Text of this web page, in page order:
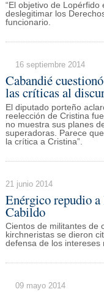
“El objetivo de
deslegitimar los
funcionario.
16 septiembre 2014
Cabandié
las críticas al
El diputado porteño
reelección de Cristina
no muestra sus planes
superadoras. Parece
la crítica a Cristina”.
21 junio 2014
Enérgico repudio
Cabildo
Cientos de militantes de
kirchneristas se dieron
defensa de los intereses
09 mayo 2014